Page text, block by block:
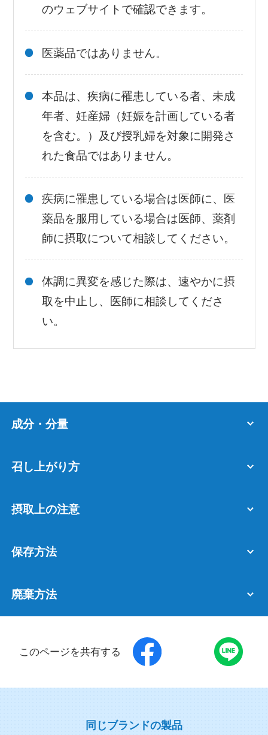
のウェブサイトで確認できます。
医薬品ではありません。
本品は、疾病に罹患している者、未成
年者、妊産婦（妊娠を計画している者
を含む。）及び授乳婦を対象に開発さ
れた食品ではありません。
疾病に罹患している場合は医師に、医
薬品を服用している場合は医師、薬剤
師に摂取について相談してください。
体調に異変を感じた際は、速やかに摂
取を中止し、医師に相談してくださ
い。
成分・分量
召し上がり方
摂取上の注意
保存方法
廃棄方法
このページを共有する
同じブランドの製品